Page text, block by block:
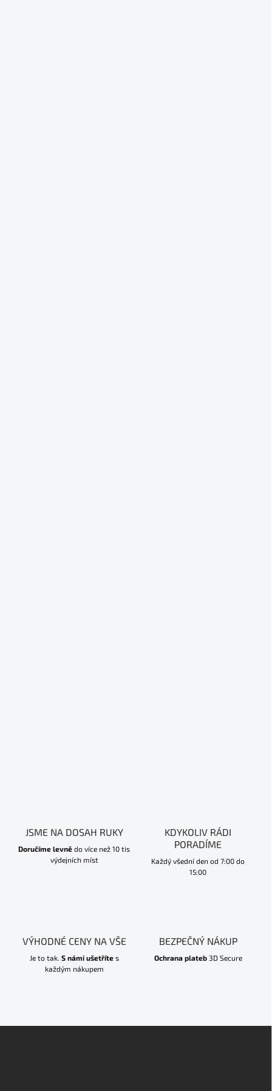
JSME NA DOSAH RUKY
Doručíme levně do více než 10 tis
výdejních míst
KDYKOLIV RÁDI
PORADÍME
Každý všední den od 7:00 do
15:00
VÝHODNÉ CENY NA VŠE
Je to tak. S námi ušetřítes
každým nákupem
BEZPEČNÝ NÁKUP
Ochrana plateb3D Secure